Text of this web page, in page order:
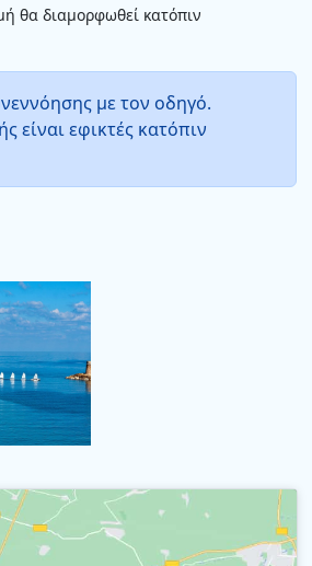
θα διαμορφωθεί κατόπιν
με τον οδηγό.
εφικτές κατόπιν